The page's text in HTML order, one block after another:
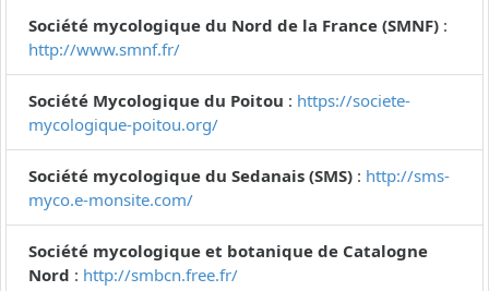
Société mycologique du Nord de la France (SMNF) :
http://www.smnf.fr/
Société Mycologique du Poitou : https://societe-
mycologique-poitou.org/
Société mycologique du Sedanais (SMS) : http://sms-
myco.e-monsite.com/
Société mycologique et botanique de Catalogne
Nord : http://smbcn.free.fr/